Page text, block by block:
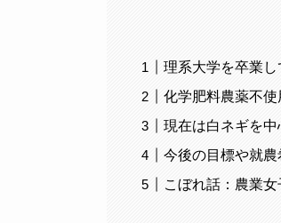
理系大学を卒業
化学肥料農薬不
現在は白ネギを
今後の目標や就
こぼれ話：農業